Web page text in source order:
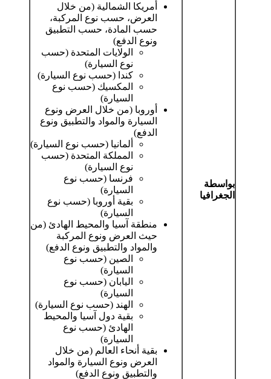
بواسطة
الجغرافيا
أمريكا الشمالية (من خلال
العرض، حسب نوع المركبة،
حسب المادة، حسب التطبيق
ونوع الدفع)
الولايات المتحدة (حسب
نوع السيارة)
كندا (حسب نوع السيارة)
المكسيك (حسب نوع
السيارة)
أوروبا (من خلال العرض ونوع
السيارة والمواد والتطبيق ونوع
الدفع)
ألمانيا (حسب نوع السيارة)
المملكة المتحدة (حسب
نوع السيارة)
فرنسا (حسب نوع
السيارة)
بقية أوروبا (حسب نوع
السيارة)
منطقة آسيا والمحيط الهادئ (من
حيث العرض ونوع المركبة
والمواد والتطبيق ونوع الدفع)
الصين (حسب نوع
السيارة)
اليابان (حسب نوع
السيارة)
الهند (حسب نوع السيارة)
بقية دول آسيا والمحيط
الهادئ (حسب نوع
السيارة)
بقية أنحاء العالم (من خلال
العرض ونوع السيارة والمواد
والتطبيق ونوع الدفع)